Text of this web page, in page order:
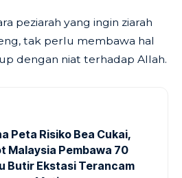
peziarah yang ingin ziarah
tak perlu membawa hal
dengan niat terhadap Allah.
Peta Risiko Bea Cukai,
Malaysia Pembawa 70
Butir Ekstasi Terancam